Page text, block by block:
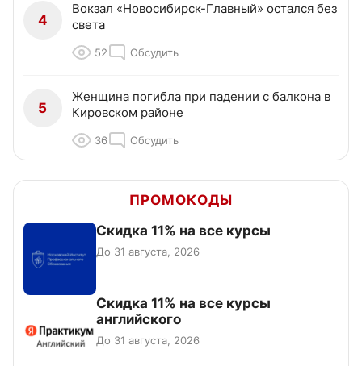
4
Вокзал «Новосибирск-Главный» остался без
света
52 Обсудить
5
Женщина погибла при падении с балкона в
Кировском районе
36 Обсудить
ПРОМОКОДЫ
Скидка 11% на все курсы
До 31 августа, 2026
Скидка 11% на все курсы
английского
До 31 августа, 2026